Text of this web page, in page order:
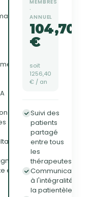
expert
MEMBRES
·
ANNUEL
104,70
€
soit
1256,40
€ / an
Suivi des
patients
partagé
entre tous
les
thérapeutes.
Communication
à l'intégralité de
la patientèle.